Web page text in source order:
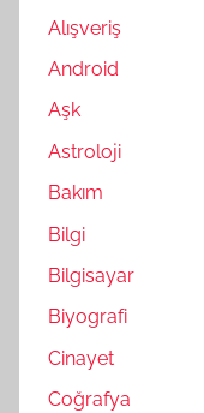
Alışveriş
Android
Aşk
Astroloji
Bakım
Bilgi
Bilgisayar
Biyografi
Cinayet
Coğrafya